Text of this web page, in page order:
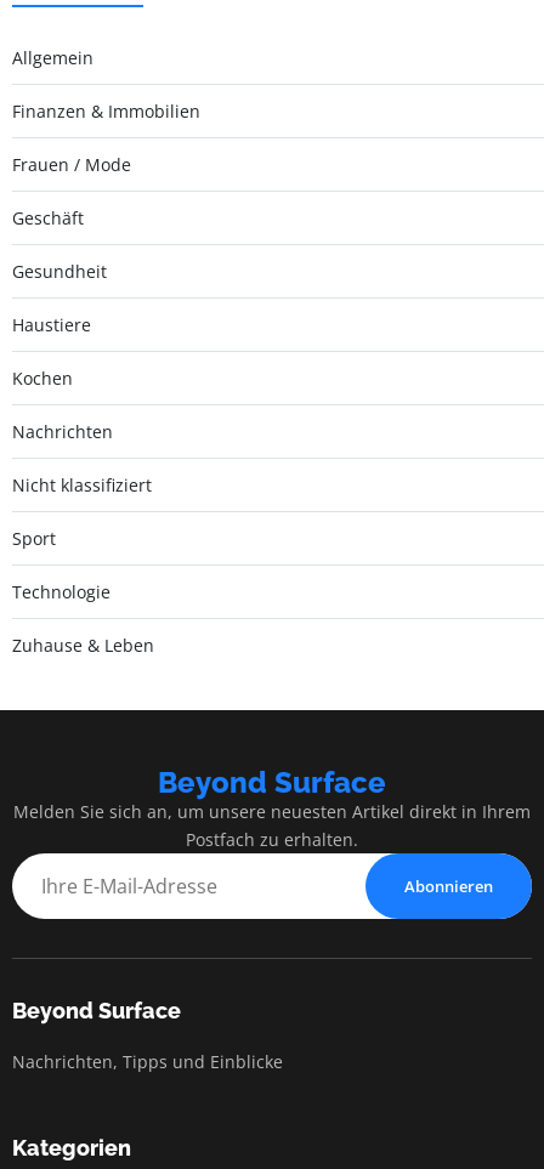
Allgemein
Finanzen & Immobilien
Frauen / Mode
Geschäft
Gesundheit
Haustiere
Kochen
Nachrichten
Nicht klassifiziert
Sport
Technologie
Zuhause & Leben
Beyond Surface
Melden Sie sich an, um unsere neuesten Artikel direkt in Ihrem
Postfach zu erhalten.
Abonnieren
Beyond Surface
Nachrichten, Tipps und Einblicke
Kategorien